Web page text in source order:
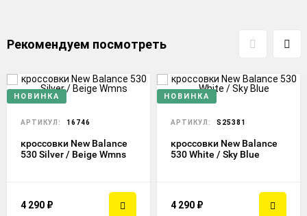
Рекомендуем посмотреть
НОВИНКА
АРТИКУЛ: 16746
кроссовки New Balance
530 Silver / Beige Wmns
4 290 ₽
НОВИНКА
АРТИКУЛ: S25381
кроссовки New Balance
530 White / Sky Blue
4 290 ₽